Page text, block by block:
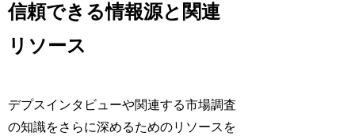
信頼できる情報源と関連
リソース
デプスインタビューや関連する市場調査
の知識をさらに深めるためのリソースを